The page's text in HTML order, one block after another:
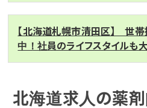
【北海道札幌市清田区】 世
中！社員のライフスタイルも
北海道求人の薬